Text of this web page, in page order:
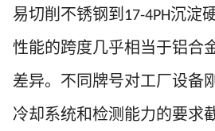
易切削不锈钢到 17-4PH沉淀
性能的跨度几乎相当于铝合
差异。不同牌号对工厂设备
冷却系统和检测能力的要求